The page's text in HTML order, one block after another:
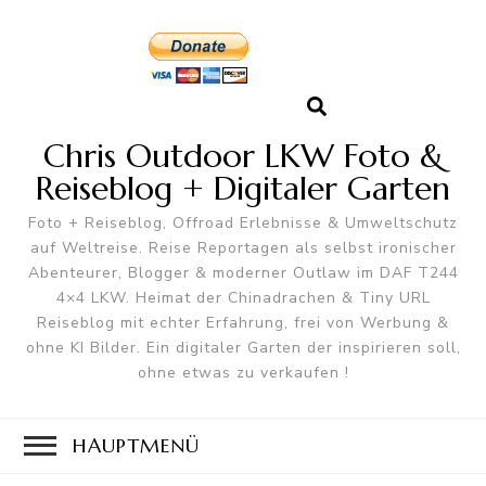
Chris Outdoor LKW Foto &
Reiseblog + Digitaler Garten
Foto + Reiseblog, Offroad Erlebnisse & Umweltschutz
auf Weltreise. Reise Reportagen als selbst ironischer
Abenteurer, Blogger & moderner Outlaw im DAF T244
4×4 LKW. Heimat der Chinadrachen & Tiny URL
Reiseblog mit echter Erfahrung, frei von Werbung &
ohne KI Bilder. Ein digitaler Garten der inspirieren soll,
ohne etwas zu verkaufen !
HAUPTMENÜ